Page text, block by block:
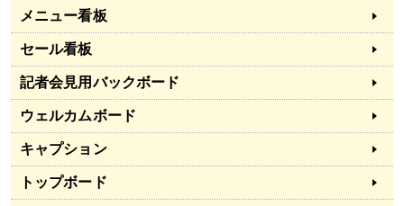
メニュー看板
セール看板
記者会見用バックボード
ウェルカムボード
キャプション
トップボード